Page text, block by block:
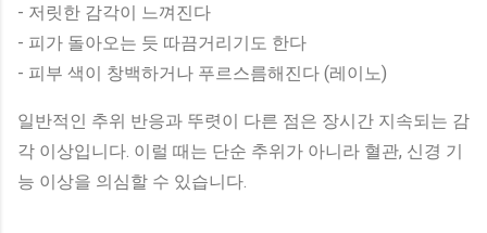
- 저릿한 감각이 느껴진다
- 피가 돌아오는 듯 따끔거리기도 한다
- 피부 색이 창백하거나 푸르스름해진다 (레이노)
일반적인 추위 반응과 뚜렷이 다른 점은 장시간 지속되는 감
각 이상입니다. 이럴 때는 단순 추위가 아니라 혈관, 신경 기
능 이상을 의심할 수 있습니다.